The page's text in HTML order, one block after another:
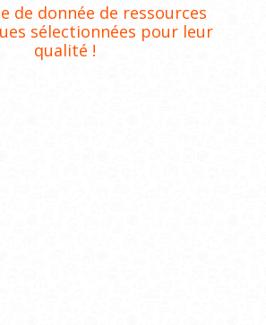
de donnée de ressources
sélectionnées pour leur
qualité !